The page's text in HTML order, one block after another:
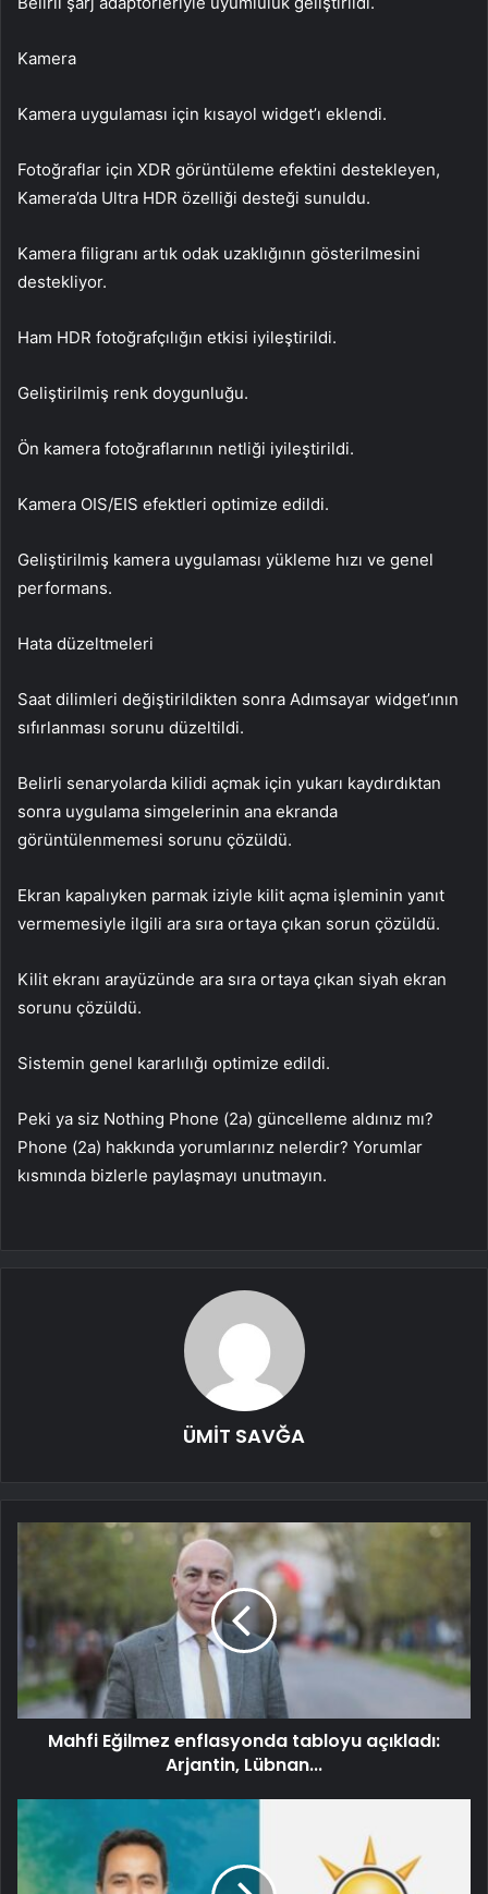
Kamera
Kamera uygulaması için kısayol widget’ı eklendi.
Fotoğraflar için XDR görüntüleme efektini destekleyen,
Kamera’da Ultra HDR özelliği desteği sunuldu.
Kamera filigranı artık odak uzaklığının gösterilmesini
destekliyor.
Ham HDR fotoğrafçılığın etkisi iyileştirildi.
Geliştirilmiş renk doygunluğu.
Ön kamera fotoğraflarının netliği iyileştirildi.
Kamera OIS/EIS efektleri optimize edildi.
Geliştirilmiş kamera uygulaması yükleme hızı ve genel
performans.
Hata düzeltmeleri
Saat dilimleri değiştirildikten sonra Adımsayar widget’ının
sıfırlanması sorunu düzeltildi.
Belirli senaryolarda kilidi açmak için yukarı kaydırdıktan
sonra uygulama simgelerinin ana ekranda
görüntülenmemesi sorunu çözüldü.
Ekran kapalıyken parmak iziyle kilit açma işleminin yanıt
vermemesiyle ilgili ara sıra ortaya çıkan sorun çözüldü.
Kilit ekranı arayüzünde ara sıra ortaya çıkan siyah ekran
sorunu çözüldü.
Sistemin genel kararlılığı optimize edildi.
Peki ya siz Nothing Phone (2a) güncelleme aldınız mı?
Phone (2a) hakkında yorumlarınız nelerdir? Yorumlar
kısmında bizlerle paylaşmayı unutmayın.
ÜMİT SAVĞA
Mahfi Eğilmez enflasyonda tabloyu açıkladı:
Arjantin, Lübnan...